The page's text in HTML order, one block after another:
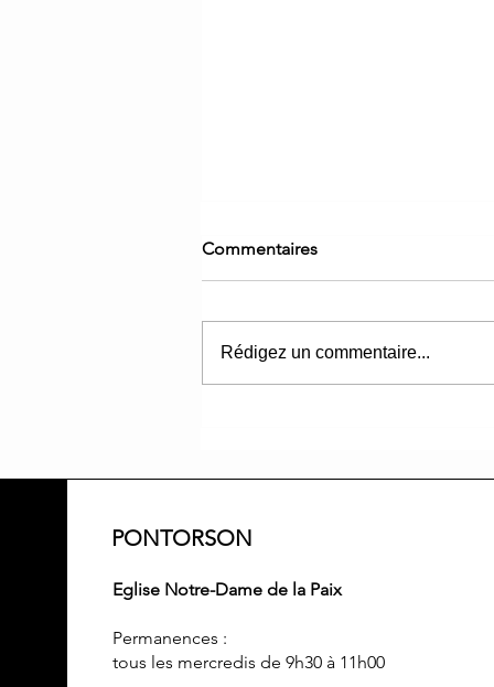
Le Carême 2025
Commentaires
Rédigez un commentaire...
PONTORSON
Eglise Notre-Dame de la Paix
Permanences :
tous les mercredis de 9h30 à 11h00